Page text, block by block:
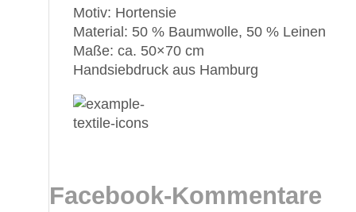
Motiv: Hortensie
Material: 50 % Baumwolle, 50 % Leinen
Maße: ca. 50×70 cm
Handsiebdruck aus Hamburg
Facebook-Kommentare